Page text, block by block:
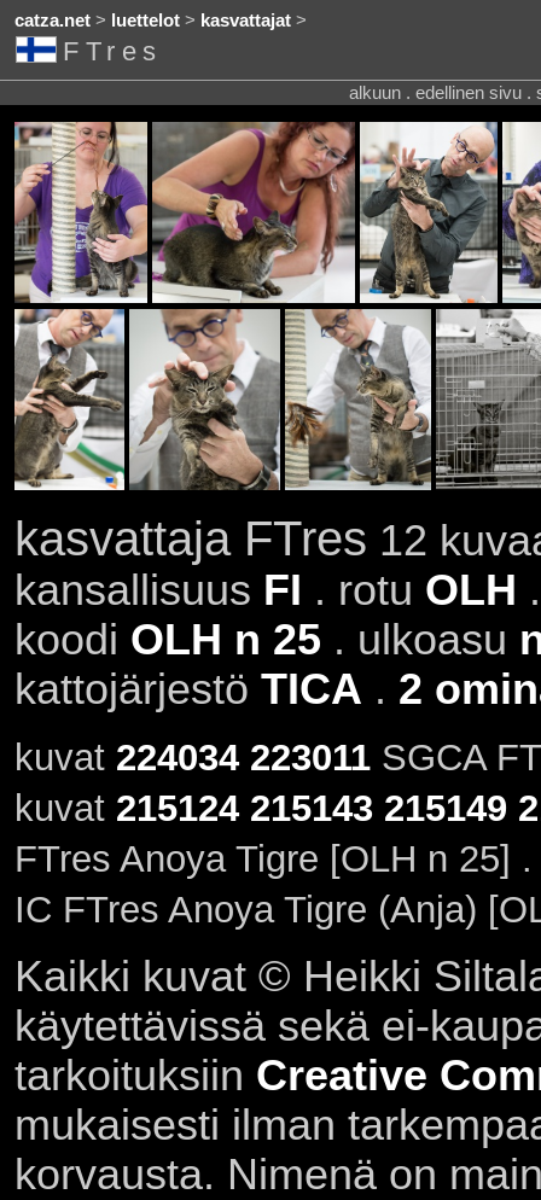
catza.net> luettelot> kasvattajat>
FTres
alkuun . edellinen sivu .
kasvattaja FTres 12
kansallisuus FI . rotu OLH
koodi OLH n 25 . ulkoasu
kattojärjestö TICA . 2
kuvat 224034 223011SGCA
kuvat 215124 215143 215149
FTres Anoya Tigre [OLH n 25]
IC FTres Anoya Tigre (Anja)
Kaikki kuvat © Heikki
käytettävissä sekä ei-
tarkoituksiin Creative
mukaisesti ilman
korvausta. Nimenä on